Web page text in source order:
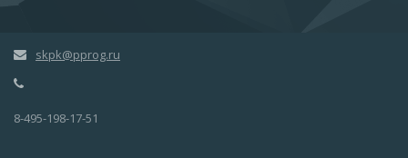
skpk@pprog.ru
8-495-198-17-51